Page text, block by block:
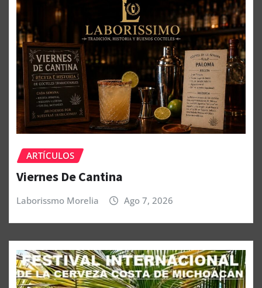
ARTÍCULOS
Viernes De Cantina
Laborissmo Morelia Ago 7, 2026